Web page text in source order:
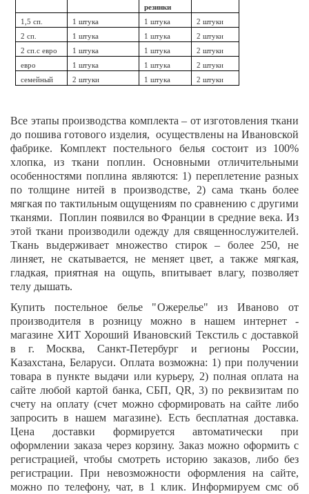
резинки
1,5 сп. 1 штука 1 штука
2 штуки
2 сп.
1 штука 1 штука
2 штуки
2 сп.с евро
1 штука 1 штука
2 штуки
евро
1 штука 1 штука
2 штуки
семейный
2 штуки 1 штука 2 штуки
Все этапы производства комплекта – от изготовления ткани
до пошива готового изделия, осуществлены на Ивановской
фабрике. Комплект постельного белья состоит из 100%
хлопка, из ткани поплин. Основными отличительными
особенностями поплина являются: 1) переплетение разных
по толщине нитей в производстве, 2) сама ткань более
мягкая по тактильным ощущениям по сравнению с другими
тканями. Поплин появился во Франции в средние века. Из
этой ткани производили одежду для священнослужителей.
Ткань выдерживает множество стирок – более 250, не
линяет, не скатывается, не меняет цвет, а также мягкая,
гладкая, приятная на ощупь, впитывает влагу, позволяет
телу дышать.
Купить постельное белье "Ожерелье" из Иваново от
производителя в розницу можно в нашем интернет -
магазине ХИТ Хороший Ивановский Текстиль с доставкой
в г. Москва, Санкт-Петербург и регионы России,
Казахстана, Беларуси. Оплата возможна: 1) при получении
товара в пункте выдачи или курьеру, 2) полная оплата на
сайте любой картой банка, СБП, QR, 3) по реквизитам по
счету на оплату (счет можно сформировать на сайте либо
запросить в нашем магазине). Есть бесплатная доставка.
Цена доставки формируется автоматически при
оформлении заказа через корзину. Заказ можно оформить с
регистрацией, чтобы смотреть историю заказов, либо без
регистрации. При невозможности оформления на сайте,
можно по телефону, чат, в 1 клик. Информируем смс об